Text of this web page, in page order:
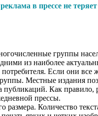
в прессе не
группы
из наиболее
Если они
Местные издания
Как правило,
прессы.
Количество